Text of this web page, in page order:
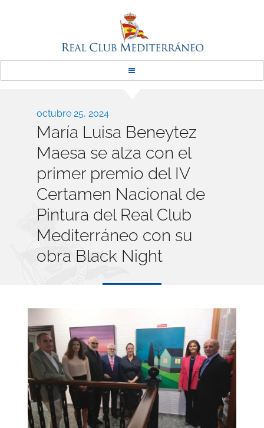
Real Club Mediterráneo
Publicado
el
octubre 25, 2024
María Luisa Beneytez
Maesa se alza con el
primer premio del IV
Certamen Nacional de
Pintura del Real Club
Mediterráneo con su
obra Black Night